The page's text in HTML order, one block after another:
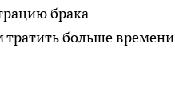
брака
тратить больше времени